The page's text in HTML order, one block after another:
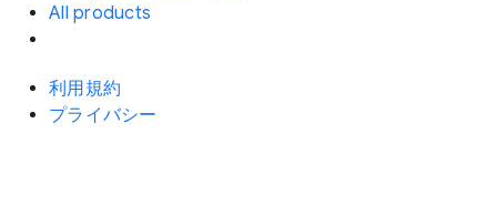
All products
利用規約
プライバシー